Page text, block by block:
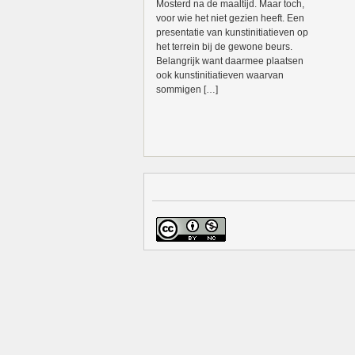
Mosterd na de maaltijd. Maar toch,
voor wie het niet gezien heeft. Een
presentatie van kunstinitiatieven op
het terrein bij de gewone beurs.
Belangrijk want daarmee plaatsen
ook kunstinitiatieven waarvan
sommigen […]